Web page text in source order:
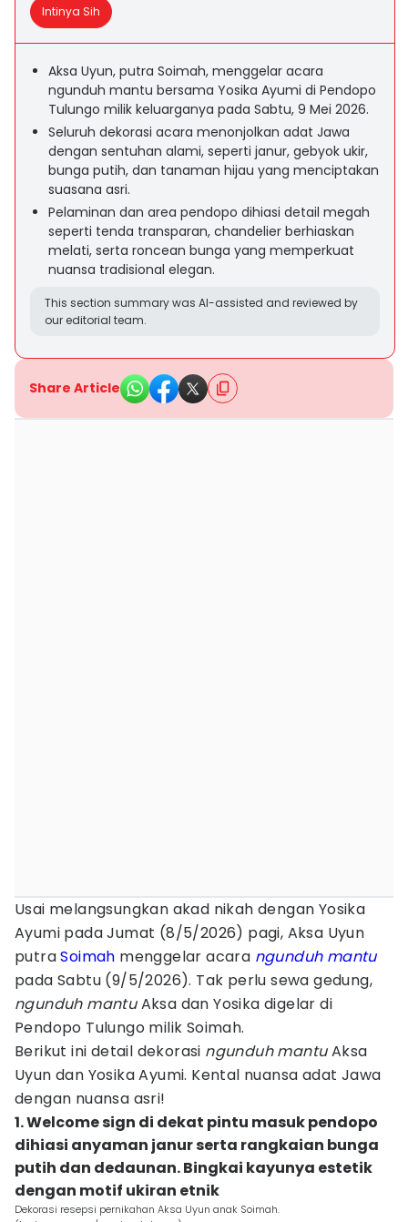
Intinya Sih
Aksa Uyun, putra Soimah, menggelar acara
ngunduh mantu bersama Yosika Ayumi di Pendopo
Tulungo milik keluarganya pada Sabtu, 9 Mei 2026.
Seluruh dekorasi acara menonjolkan adat Jawa
dengan sentuhan alami, seperti janur, gebyok ukir,
bunga putih, dan tanaman hijau yang menciptakan
suasana asri.
Pelaminan dan area pendopo dihiasi detail megah
seperti tenda transparan, chandelier berhiaskan
melati, serta roncean bunga yang memperkuat
nuansa tradisional elegan.
This section summary was AI-assisted and reviewed by
our editorial team.
Share Article
Usai melangsungkan akad nikah dengan Yosika
Ayumi pada Jumat (8/5/2026) pagi, Aksa Uyun
putraSoimah menggelar acara ngunduh mantu
pada Sabtu (9/5/2026). Tak perlu sewa gedung,
ngunduh mantuAksa dan Yosika digelar di
Pendopo Tulungo milik Soimah.
Berikut ini detail dekorasi ngunduh mantuAksa
Uyun dan Yosika Ayumi. Kental nuansa adat Jawa
dengan nuansa asri!
1. Welcome sign di dekat pintu masuk pendopo
dihiasi anyaman janur serta rangkaian bunga
putih dan dedaunan. Bingkai kayunya estetik
dengan motif ukiran etnik
Dekorasi resepsi pernikahan Aksa Uyun anak Soimah.